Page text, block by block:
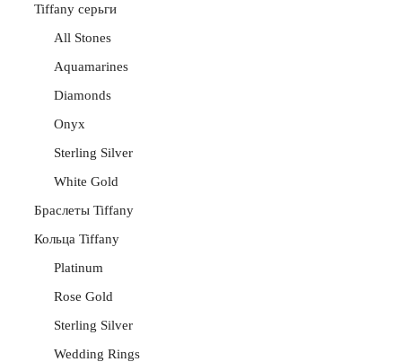
Tiffany серьги
All Stones
Aquamarines
Diamonds
Onyx
Sterling Silver
White Gold
Браслеты Tiffany
Кольца Tiffany
Platinum
Rose Gold
Sterling Silver
Wedding Rings